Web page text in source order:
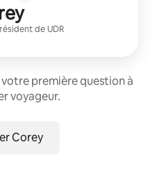
deUDR
première question à
voyageur.
Corey